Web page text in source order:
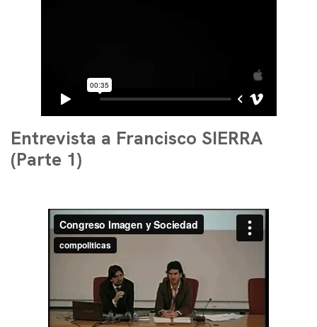
Entrevista a Francisco SIERRA
(Parte 1)